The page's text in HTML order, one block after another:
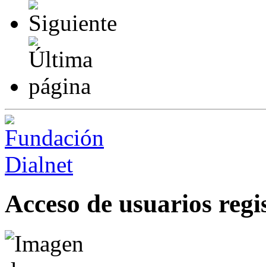
Acceso de usuarios